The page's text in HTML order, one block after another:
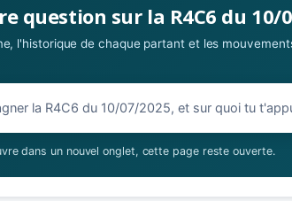
question sur la R4C6 du 10/
l'historique de chaque partant et les
sur la R4C6 du 10/07/2025
dans un nouvel onglet, cette page reste ouverte.